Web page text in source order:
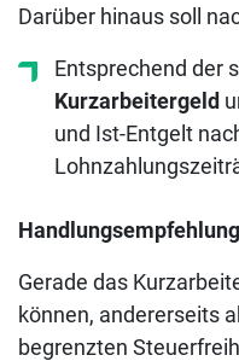
Darüber hinaus soll
Entsprechend der
Kurzarbeitergeld
und Ist-Entgelt
Gerade das
können, andererseits
begrenzten